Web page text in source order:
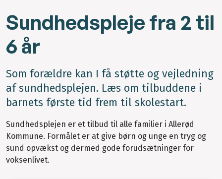
Sundhedspleje fra 2 til
6 år
Som forældre kan I få støtte og vejledning
af sundhedsplejen. Læs om tilbuddene i
barnets første tid frem til skolestart.
Sundhedsplejen er et tilbud til alle familier i Allerød
Kommune. Formålet er at give børn og unge en tryg og
sund opvækst og dermed gode forudsætninger for
voksenlivet.